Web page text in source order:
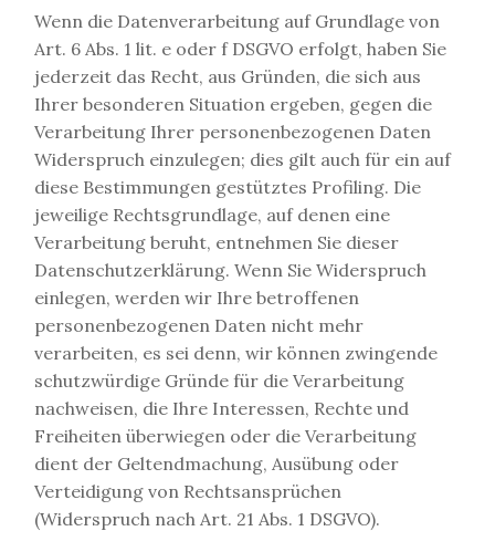
Wenn die Datenverarbeitung auf Grundlage von
Art. 6 Abs. 1 lit. e oder f DSGVO erfolgt, haben Sie
jederzeit das Recht, aus Gründen, die sich aus
Ihrer besonderen Situation ergeben, gegen die
Verarbeitung Ihrer personenbezogenen Daten
Widerspruch einzulegen; dies gilt auch für ein auf
diese Bestimmungen gestütztes Profiling. Die
jeweilige Rechtsgrundlage, auf denen eine
Verarbeitung beruht, entnehmen Sie dieser
Datenschutzerklärung. Wenn Sie Widerspruch
einlegen, werden wir Ihre betroffenen
personenbezogenen Daten nicht mehr
verarbeiten, es sei denn, wir können zwingende
schutzwürdige Gründe für die Verarbeitung
nachweisen, die Ihre Interessen, Rechte und
Freiheiten überwiegen oder die Verarbeitung
dient der Geltendmachung, Ausübung oder
Verteidigung von Rechtsansprüchen
(Widerspruch nach Art. 21 Abs. 1 DSGVO).